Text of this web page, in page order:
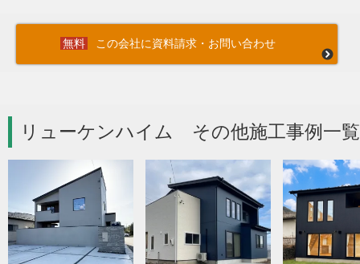
この会社に資料請求・お問い合わせ
リューケンハイム その他施工事例一